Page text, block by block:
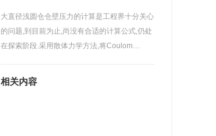
大直径浅圆仓仓壁压力的计算是工程界十分关心
的问题,到目前为止,尚没有合适的计算公式,仍处
在探索阶段.采用散体力学方法,将Coulom…
相关内容